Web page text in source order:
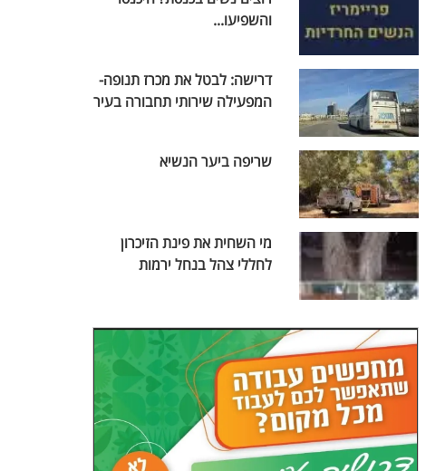
והשפיעו...
דרישה: לבטל את מכרז תנופה-
המפעילה שירותי תחבורה בעיר
שריפה ביער הנשיא
מי השחית את פינת הזיכרון
לחללי צהל בנחל ירמות